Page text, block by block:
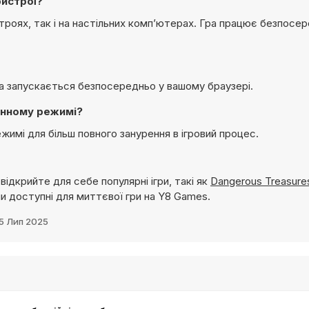
так і на настільних комп’ютерах. Гра працює
безпосередньо у вашому браузері.
режимі?
для більш повного занурення в ігровий процес.
для себе популярні ігри, такі як Dangerous
доступні для миттєвої гри на Y8 Games.
Лип 2025